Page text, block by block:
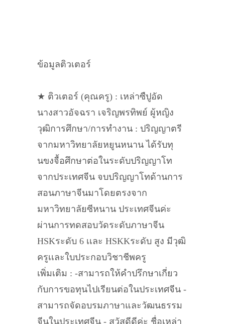
ข้อมูลติวเตอร์
★ ติวเตอร์ (คุณครู) : เหล่าซืปูอัด
นางสาวอัจฉรา เจริญพรทิพย์ ผู้หญิง
วุฒิการศึกษา/การทำงาน : ปริญญาตรี
จากมหาวิทยาลัยหยูนหนาน ได้รับทุ
นขงจื้อศึกษาต่อในระดับปริญญาโท
จากประเทศจีน จบปริญญาโทด้านการ
สอนภาษาจีนมาโดยตรงจาก
มหาวิทยาลัยซีหนาน ประเทศจีนค่ะ
ผ่านการทดสอบวัดระดับภาษาจีน
HSKระดับ 6 เเละ HSKKระดับ สูง มีวุฒิ
ครูเเละใบประกอบวิชาชีพครู
เพิ่มเติม : -สามารถให้คำปรึกษาเกี่ยว
กับการขอทุนไปเรียนต่อในประเทศจีน -
สามารถจัดอบรมภาษาและวัฒนธรรม
จีนในประเทศจีน - สวัสดีดีค่ะ ชื่อเหล่า